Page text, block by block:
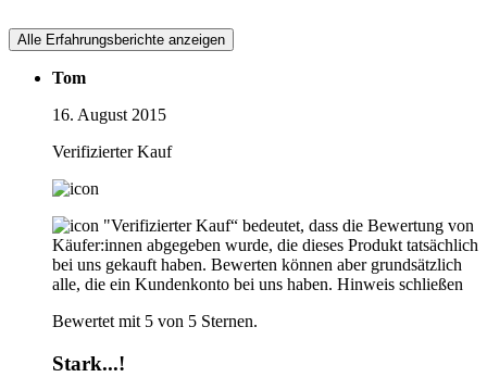
Alle Erfahrungsberichte anzeigen
Tom
16. August 2015
Verifizierter Kauf
"Verifizierter Kauf“ bedeutet, dass die Bewertung von
Käufer:innen abgegeben wurde, die dieses Produkt tatsächlich
bei uns gekauft haben. Bewerten können aber grundsätzlich
alle, die ein Kundenkonto bei uns haben. Hinweis schließen
Bewertet mit 5 von 5 Sternen.
Stark...!